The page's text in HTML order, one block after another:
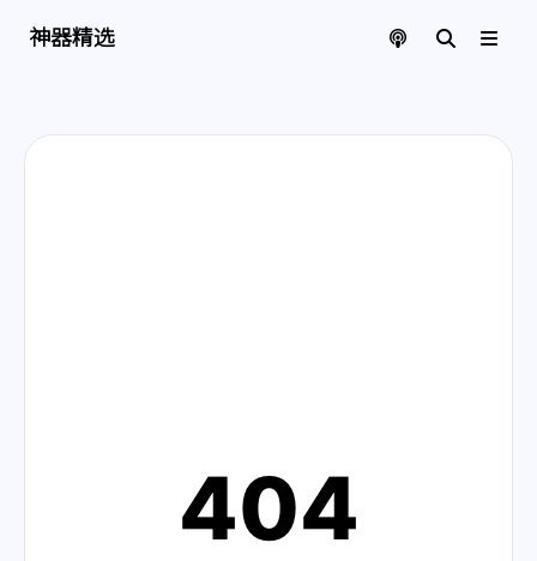
神器精选
404